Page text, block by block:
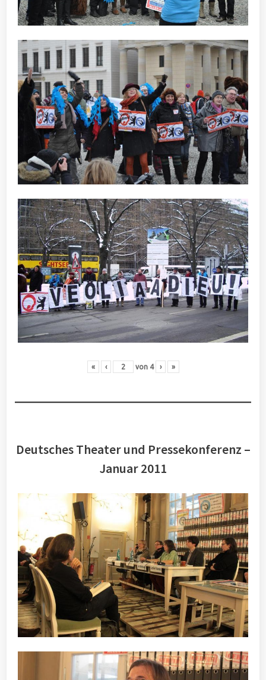
« ‹ von 4 › »
Deutsches Theater und Pressekonferenz –
Januar 2011